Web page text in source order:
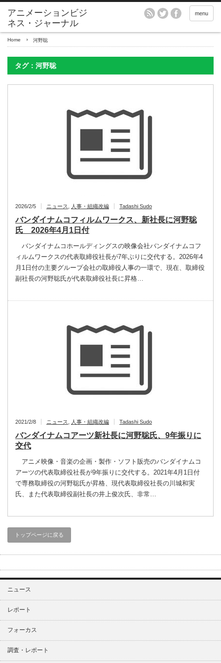
アニメーションビジ
ネス・ジャーナル
menu
Home 河野聡
タグ：河野聡
2026/2/5 ニュース 人事・組織改編 Tadashi Sudo
バンダイナムコフィルムワークス、新社長に河野聡
氏 2026年4月1日付
バンダイナムコホールディングスの映像会社バンダイナムコフ
ィルムワークスの代表取締役社長が7年ぶりに交代する。2026年4
月1日付の主要グループ会社の取締役人事の一環で、現在、取締役
副社長の河野聡氏が代表取締役社長に昇格…
2021/2/8 ニュース 人事・組織改編 Tadashi Sudo
バンダイナムコアーツ新社長に河野聡氏、9年振りに
交代
アニメ映像・音楽の企画・製作・ソフト販売のバンダイナムコ
アーツの代表取締役社長が9年振りに交代する。2021年4月1日付
で専務取締役の河野聡氏が昇格、現代表取締役社長の川城和実
氏、また代表取締役副社長の井上俊次氏、非常…
トップページに戻る
ニュース
レポート
フォーカス
調査・レポート